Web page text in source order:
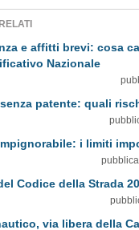
e affitti brevi: cosa
Nazionale
patente: quali
i limiti
Codice della Strada
via libera della